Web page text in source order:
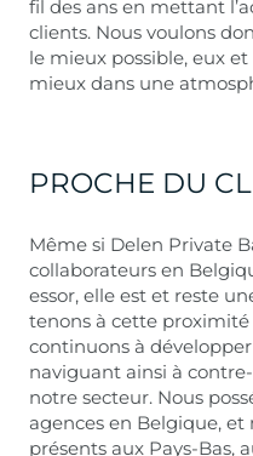
fil des ans en mettant
clients. Nous voulons
le mieux possible, eux
mieux dans une
PROCHE DU
Même si Delen Private
collaborateurs en
essor, elle est et reste
tenons à cette proximité
continuons à
naviguant ainsi à
notre secteur. Nous
agences en Belgique,
présents aux Pays-Bas,